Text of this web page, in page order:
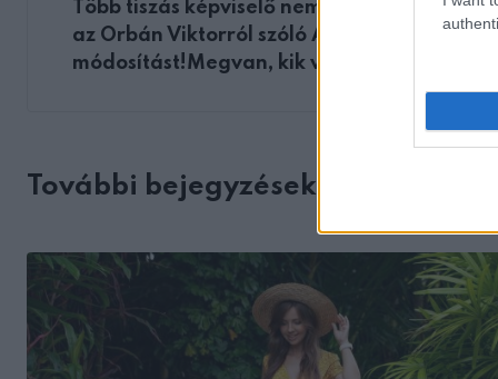
Több tiszás képviselő nem szavazta meg
az Orbán Viktorról szóló Alaptörvény-
módosítást!Megvan, kik voltak!
További bejegyzések